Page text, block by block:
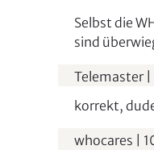
Selbst die
sind
Telemaster|
korrekt,
whocares